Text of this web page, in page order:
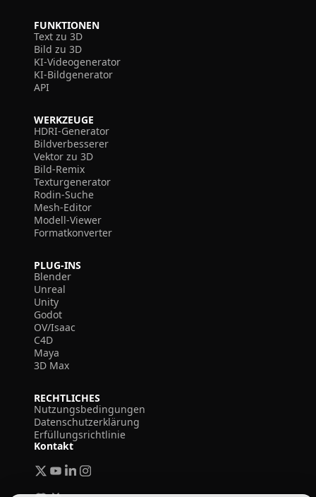
FUNKTIONEN
Text zu 3D
Bild zu 3D
KI-Videogenerator
KI-Bildgenerator
API
WERKZEUGE
HDRI-Generator
Bildverbesserer
Vektor zu 3D
Bild-Remix
Texturgenerator
Rodin-Suche
Mesh-Editor
Modell-Viewer
Formatkonverter
PLUG-INS
Blender
Unreal
Unity
Godot
OV/Isaac
C4D
Maya
3D Max
RECHTLICHES
Nutzungsbedingungen
Datenschutzerklärung
Erfüllungsrichtlinie
Kontakt